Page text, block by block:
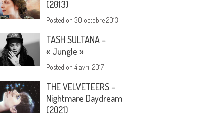
(2013)
Posted on30 octobre 2013
TASH SULTANA –
« Jungle »
Posted on4 avril 2017
THE VELVETEERS –
Nightmare Daydream
(2021)